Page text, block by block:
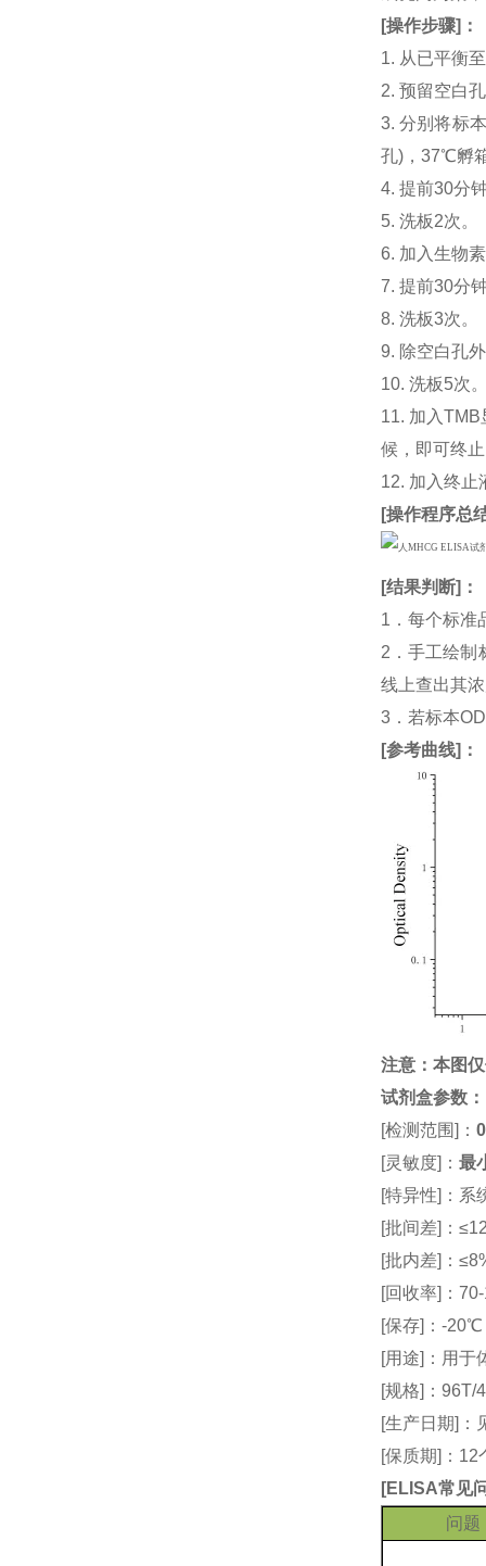
[操作步骤] ：
1. 从已平衡
2. 预留空白
3. 分别将标
孔)，37℃孵
4. 提前30分
5. 洗板2次。
6. 加入生物
7. 提前30分
8. 洗板3次。
9. 除空白孔
10. 洗板5次
11. 加入
候，即可终
12. 加入终止
[操作程序总
[结果判断]：
1．每个标准
2．手工绘制
线上查出其
3．若标本
[参考曲线]：
注意：本图
试剂盒参数 ：
[检测范围]：
[灵敏度]：最
[特异性]：系
[批间差]：
[批内差]：
[回收率]：
[保存]：-
[用途]：用于
[规格]：96T/
[生产日期]：
[保质期]：
[ELISA常见
问题